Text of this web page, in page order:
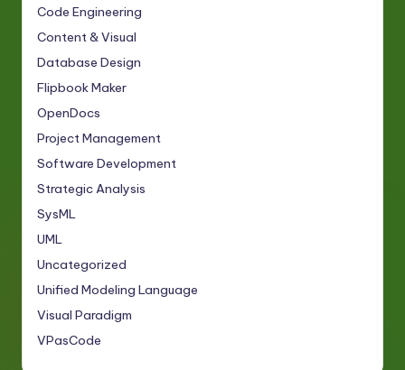
Code Engineering
Content & Visual
Database Design
Flipbook Maker
OpenDocs
Project Management
Software Development
Strategic Analysis
SysML
UML
Uncategorized
Unified Modeling Language
Visual Paradigm
VPasCode